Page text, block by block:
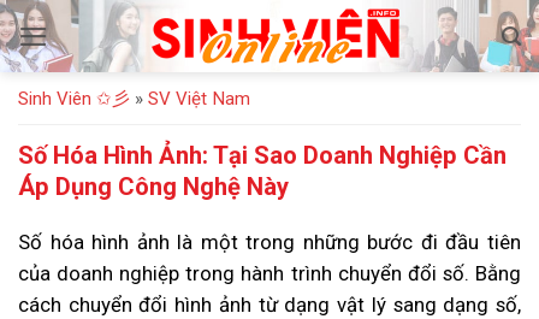
Bỏ
qua
nội
dung
Sinh Viên ✩彡 » SV Việt Nam
Số Hóa Hình Ảnh: Tại Sao Doanh Nghiệp Cần
Áp Dụng Công Nghệ Này
Số hóa hình ảnh là một trong những bước đi đầu tiên
của doanh nghiệp trong hành trình chuyển đổi số. Bằng
cách chuyển đổi hình ảnh từ dạng vật lý sang dạng số,